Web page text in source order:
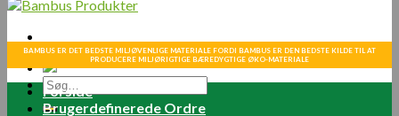
Søg
efter:
BAMBUS ER DET BEDSTE MILJØVENLIGE MATERIALE FORDI BAMBUS ER DEN BEDSTE KILDE TIL AT
PRODUCERE MILJØRIGTIGE BÆREDYGTIGE ØKO-MATERIALE
Forside
Brugerdefinerede Ordre